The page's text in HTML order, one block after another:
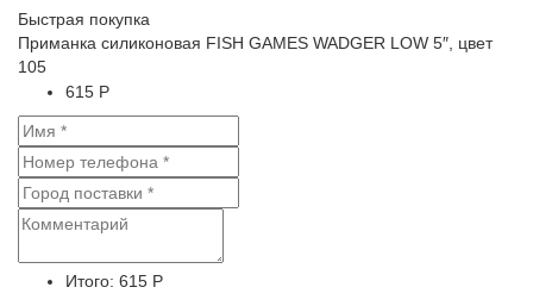
Быстрая покупка
Приманка силиконовая FISH GAMES WADGER LOW 5″, цвет
105
615 Р
Итого: 615 Р